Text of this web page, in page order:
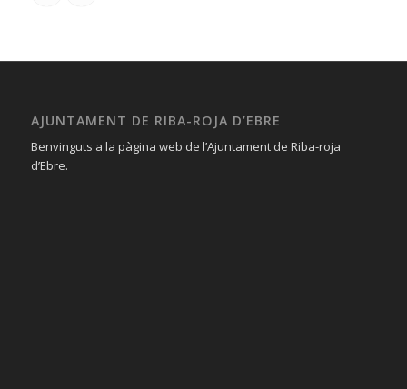
AJUNTAMENT DE RIBA-ROJA D’EBRE
Benvinguts a la pàgina web de l’Ajuntament de Riba-roja
d’Ebre.